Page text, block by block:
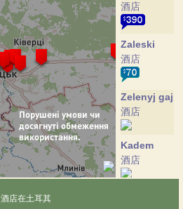
酒店
Zaleski
酒店
Zelenyj gaj
酒店
Kadem
酒店
酒店在土耳其